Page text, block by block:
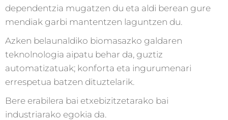
dependentzia mugatzen du eta aldi berean gure
mendiak garbi mantentzen laguntzen du.
Azken belaunaldiko biomasazko galdaren
teknolnologia aipatu behar da, guztiz
automatizatuak; konforta eta ingurumenari
errespetua batzen dituztelarik.
Bere erabilera bai etxebizitzetarako bai
industriarako egokia da.